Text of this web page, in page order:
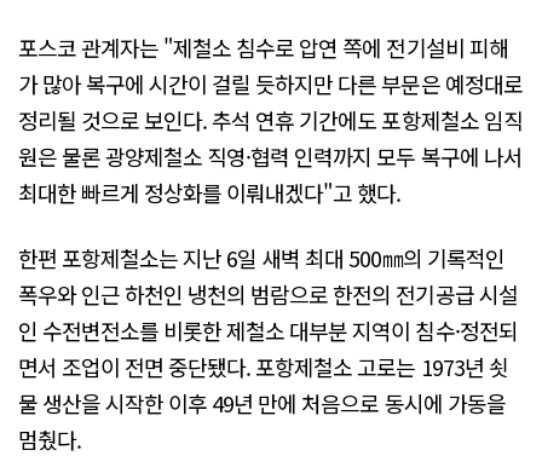
포스코 관계자는 "제철소 침수로 압연 쪽에 전기설비 피해
가 많아 복구에 시간이 걸릴 듯하지만 다른 부문은 예정대로
정리될 것으로 보인다. 추석 연휴 기간에도 포항제철소 임직
원은 물론 광양제철소 직영·협력 인력까지 모두 복구에 나서
최대한 빠르게 정상화를 이뤄내겠다"고 했다.
한편 포항제철소는 지난 6일 새벽 최대 500㎜의 기록적인
폭우와 인근 하천인 냉천의 범람으로 한전의 전기공급 시설
인 수전변전소를 비롯한 제철소 대부분 지역이 침수·정전되
면서 조업이 전면 중단됐다. 포항제철소 고로는 1973년 쇳
물 생산을 시작한 이후 49년 만에 처음으로 동시에 가동을
멈췄다.